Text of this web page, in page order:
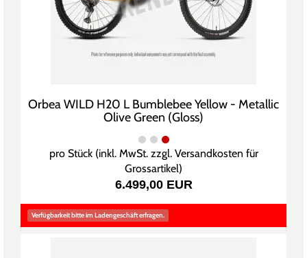
Orbea WILD H20 L Bumblebee Yellow - Metallic
Olive Green (Gloss)
pro Stück (inkl. MwSt. zzgl. Versandkosten für
Grossartikel)
6.499,00 EUR
Verfügbarkeit bitte im Ladengeschäft erfragen.